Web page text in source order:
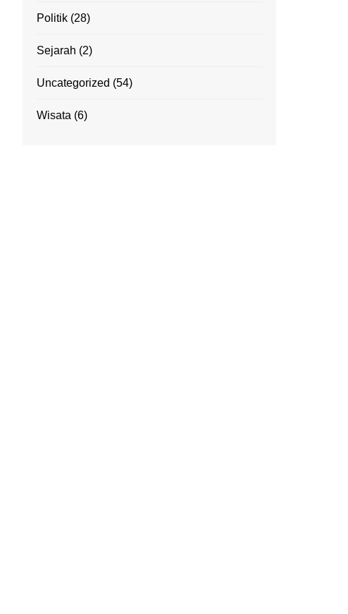
Politik (28)
Sejarah (2)
Uncategorized (54)
Wisata (6)